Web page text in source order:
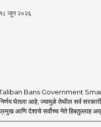
१८ जून २०२६
Bans Government
घेतला आहे, ज्यामुळे तेथील सर्व
आणि देशाचे सर्वोच्च नेते हिबतुल्लाह